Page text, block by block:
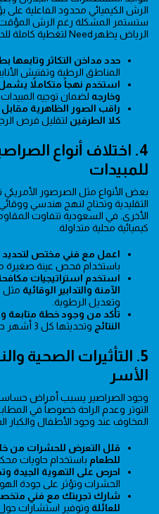
الرش الكيميائي محدود الفاعلية على
ستستمر المشكلة رغم الرش
الرياض يظهرNeed لتغطية كاملة للدورة الحيوية.
حدد مداخن التكاثر وتابعها
المناطق الرطبة وتفتيش
استخدم نهجاً متكاملاً يشمل
وخارجه لضمان توجيه
راقب الصور الظاهرية
كلا الطرفين لتقليل فرص
4. اختلاف أنواع
للمبيدات
بعض الأنواع مثل الصرصور الأمريكي
التقليدية وتحتاج لنهج هندسي
الأخرى. في السعودية تتفاوت
كيميائية محلية متداولة.
اعمل مع فني مختص لتحديد
باستخدام فحص عينة صغيرة
استخدم استراتيجيات
الآمنة والتدابير الوقائية مثل
وتعديل الرطوبة.
تأكد من وجود خطة متابعة
النتائج وتحديثها كل 3 أشهر حسب النتائج.
5. التأثيرات الصحية
الأسر
وجود الصراصير يسبب أمراض
التوتر وعدم الراحة خصوصاً في
المخاوف عند وجود الأطفال والكبار
قلل التعرض للحشرات من
للطعام باستخدام حاويات
احرص على التهوية الجيدة
الحشرات وتؤثر على جودة
شارك تجربتك مع فني
للعائلة وتوفير استشارات